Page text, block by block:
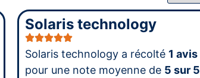
Solaris technology
Solaris technology a récolté 1 avis
pour une note moyenne de 5 sur 5